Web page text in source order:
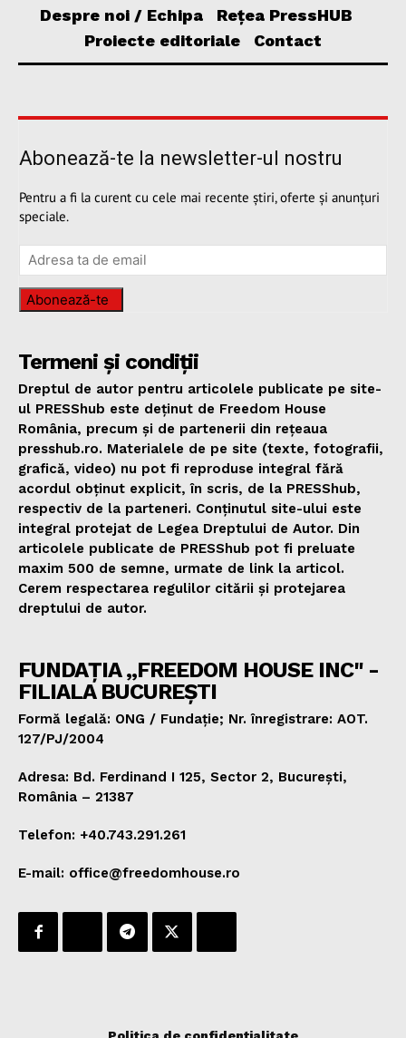
Despre noi / Echipa
Rețea PressHUB
Proiecte editoriale
Contact
Abonează-te la newsletter-ul nostru
Pentru a fi la curent cu cele mai recente știri, oferte și anunțuri
speciale.
Abonează-te
Termeni și condiții
Dreptul de autor pentru articolele publicate pe site-
ul PRESShub este deținut de Freedom House
România, precum și de partenerii din rețeaua
presshub.ro. Materialele de pe site (texte, fotografii,
grafică, video) nu pot fi reproduse integral fără
acordul obținut explicit, în scris, de la PRESShub,
respectiv de la parteneri. Conținutul site-ului este
integral protejat de Legea Dreptului de Autor. Din
articolele publicate de PRESShub pot fi preluate
maxim 500 de semne, urmate de link la articol.
Cerem respectarea regulilor citării și protejarea
dreptului de autor.
FUNDAȚIA „FREEDOM HOUSE INC" -
FILIALA BUCUREȘTI
Formă legală: ONG / Fundație; Nr. înregistrare: AOT.
127/PJ/2004
Adresa: Bd. Ferdinand I 125, Sector 2, București,
România – 21387
Telefon: +40.743.291.261
E-mail: office@freedomhouse.ro
Politica de confidențialitate